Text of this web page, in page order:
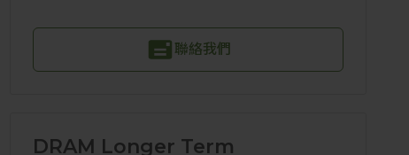
聯絡我們
DRAM Longer Term